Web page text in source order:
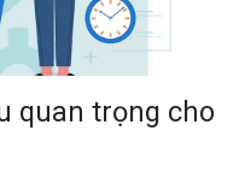
quan trọng cho